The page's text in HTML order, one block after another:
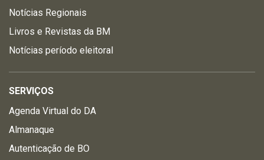
Notícias Regionais
Livros e Revistas da BM
Notícias período eleitoral
SERVIÇOS
Agenda Virtual do DA
Almanaque
Autenticação de BO